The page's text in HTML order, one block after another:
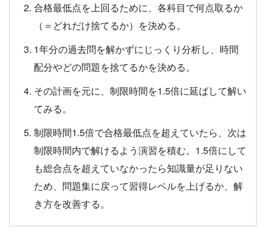
合格最低点を上回るために、各科目で何点取るか
（＝どれだけ捨てるか）を決める。
1年分の過去問を解かずにじっくり分析し、時間
配分やどの問題を捨てるかを決める。
その計画を元に、制限時間を1.5倍に延ばして解い
てみる。
制限時間1.5倍で合格最低点を超えていたら、次は
制限時間内で解けるよう演習を積む。1.5倍にして
も総合点を超えていなかったら知識量が足りない
ため、問題集に戻って習得レベルを上げるか、解
き方を改善する。